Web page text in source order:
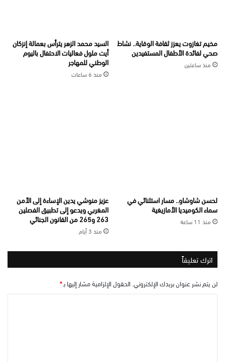
مخيم تغازوت يعزز ثقافة الوقاية.. نشاط
صحي لفائدة الأطفال المستفيدين
منذ ساعتين
السيد محمد الزهر يترأس بعمالة إنزكان
أيت ملول فعاليات الاحتفال باليوم
الوطني للمهاجر
منذ 6 ساعات
لحسن شاوشاو.. مسار استثنائي في
سماء الكوميديا الأمازيغية
منذ 11 ساعة
عزيز منوشي يدين الإساءة إلى الأمن
المغربي ويدعو إلى تطبيق الفصلين
263 و265 من القانون الجنائي
منذ 3 أيام
اترك تعليقاً
لن يتم نشر عنوان بريدك الإلكتروني. الحقول الإلزامية مشار إليها بـ*